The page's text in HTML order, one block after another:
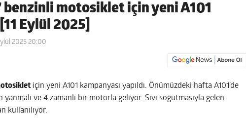
benzinli motosiklet için yeni A101
Eylül 2025]
2025 20:00
için yeni A101 kampanyası yapıldı. Önümüzdeki hafta A101’de
yanmalı ve 4 zamanlı bir motorla geliyor. Sıvı soğutmasıyla gelen
kullanılıyor.